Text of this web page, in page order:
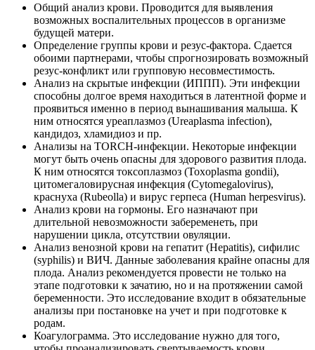
Общий анализ крови. Проводится для выявления
возможных воспалительных процессов в организме
будущей матери.
Определение группы крови и резус-фактора. Сдается
обоими партнерами, чтобы спрогнозировать возможный
резус-конфликт или групповую несовместимость.
Анализ на скрытые инфекции (ИППП). Эти инфекции
способны долгое время находиться в латентной форме и
проявиться именно в период вынашивания малыша. К
ним относятся уреаплазмоз (Ureaplasma infection),
кандидоз, хламидиоз и пр.
Анализы на TORCH-инфекции. Некоторые инфекции
могут быть очень опасны для здорового развития плода.
К ним относятся токсоплазмоз (Toxoplasma gondii),
цитомегаловирусная инфекция (Cytomegalovirus),
краснуха (Rubeolla) и вирус герпеса (Human herpesvirus).
Анализ крови на гормоны. Его назначают при
длительной невозможности забеременеть, при
нарушении цикла, отсутствии овуляции.
Анализ венозной крови на гепатит (Hepatitis), сифилис
(syphilis) и ВИЧ. Данные заболевания крайне опасны для
плода. Анализ рекомендуется провести не только на
этапе подготовки к зачатию, но и на протяжении самой
беременности. Это исследование входит в обязательные
анализы при постановке на учет и при подготовке к
родам.
Коагулограмма. Это исследование нужно для того,